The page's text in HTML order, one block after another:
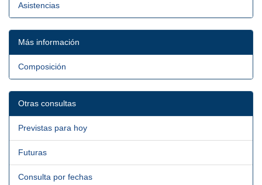
Asistencias
Más información
Composición
Otras consultas
Previstas para hoy
Futuras
Consulta por fechas